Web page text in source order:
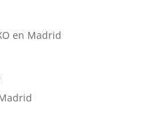
en Madrid